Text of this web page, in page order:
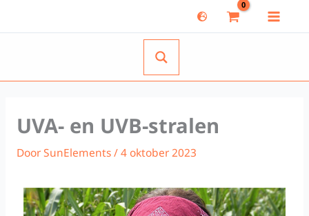
naar
UVA- en UVB-stralen
DoorSunElements/4 oktober 2023